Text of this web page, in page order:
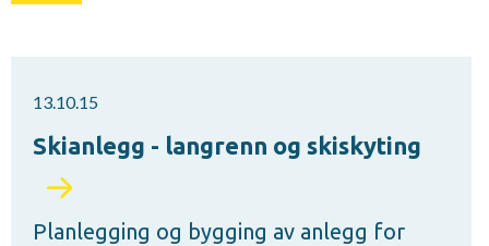
13.10.15
Skianlegg - langrenn og skiskyting
Planlegging og bygging av anlegg for